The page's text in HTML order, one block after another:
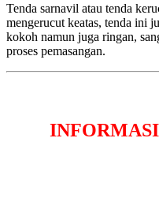
Tenda sarnavil atau tenda
mengerucut keatas, tenda ini
kokoh namun juga ringan,
proses pemasangan.